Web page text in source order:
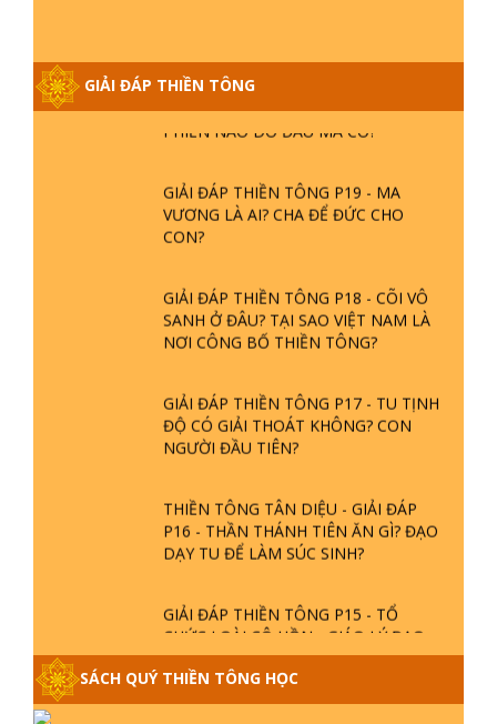
GIẢI ĐÁP THIỀN TÔNGPHẦN 20 - BÁC NGUYỄN NHÂN LÀ AI?
PHIỀN NÃO DO ĐÂU MÀ CÓ?
VƯƠNG LÀ AI? CHA ĐỂ ĐỨC CHO
CON?
SANH Ở ĐÂU? TẠI SAO VIỆT NAM LÀ
NƠI CÔNG BỐ THIỀN TÔNG?
ĐỘ CÓ GIẢI THOÁT KHÔNG? CON
NGƯỜI ĐẦU TIÊN?
P16 - THẦN THÁNH TIÊN ĂN GÌ? ĐẠO
DẠY TU ĐỂ LÀM SÚC SINH?
CHỨC LOÀI CÔ HỒN - GIÁO LÝ ĐẠO
GIẢI ĐÁP THIỀN TÔNG ĐẶC BIỆT -
SÁCH QUÝ THIỀN TÔNG HỌC